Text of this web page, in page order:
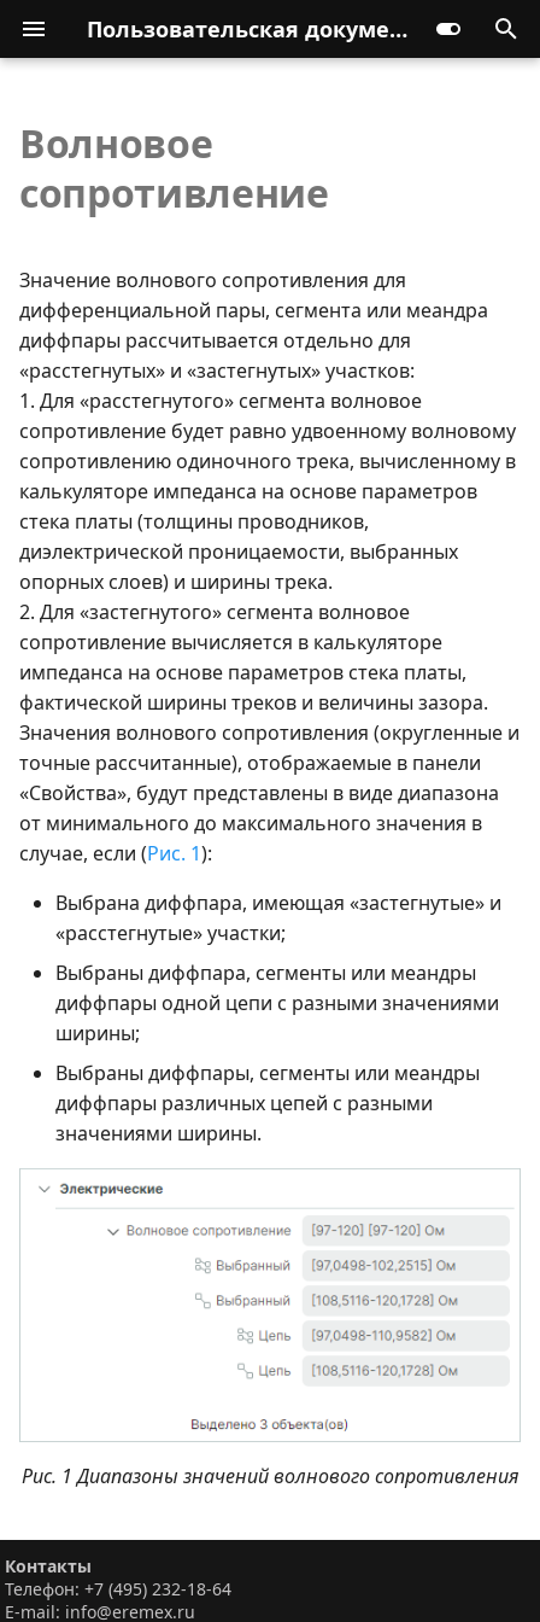
Пользовательская документация
Волновое
сопротивление
Значение волнового сопротивления для
дифференциальной пары, сегмента или меандра
диффпары рассчитывается отдельно для
«расстегнутых» и «застегнутых» участков:
1. Для «расстегнутого» сегмента волновое
сопротивление будет равно удвоенному волновому
сопротивлению одиночного трека, вычисленному в
калькуляторе импеданса на основе параметров
стека платы (толщины проводников,
диэлектрической проницаемости, выбранных
опорных слоев) и ширины трека.
2. Для «застегнутого» сегмента волновое
сопротивление вычисляется в калькуляторе
импеданса на основе параметров стека платы,
фактической ширины треков и величины зазора.
Значения волнового сопротивления (округленные и
точные рассчитанные), отображаемые в панели
«Свойства», будут представлены в виде диапазона
от минимального до максимального значения в
случае, если (Рис. 1):
Выбрана диффпара, имеющая «застегнутые» и
«расстегнутые» участки;
Выбраны диффпара, сегменты или меандры
диффпары одной цепи с разными значениями
ширины;
Выбраны диффпары, сегменты или меандры
диффпары различных цепей с разными
значениями ширины.
Рис. 1 Диапазоны значений волнового сопротивления
Контакты
Телефон: +7 (495) 232-18-64
E-mail: info@eremex.ru